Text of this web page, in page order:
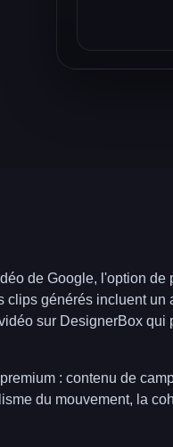
de Google, l'option
générés incluent un
sur DesignerBox qui
: contenu de
du mouvement, la